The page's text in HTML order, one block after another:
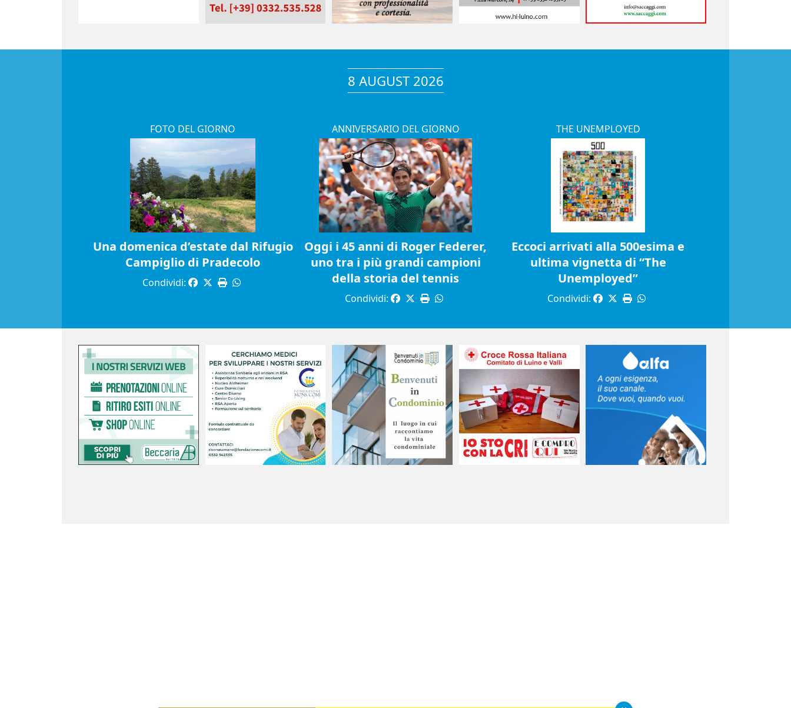
8 AUGUST 2026
FOTO DEL GIORNO
Una domenica d’estate dal Rifugio
Campiglio di Pradecolo
Condividi:
ANNIVERSARIO DEL GIORNO
Oggi i 45 anni di Roger Federer,
uno tra i più grandi campioni
della storia del tennis
Condividi:
THE UNEMPLOYED
Eccoci arrivati alla 500esima e
ultima vignetta di “The
Unemployed”
Condividi: